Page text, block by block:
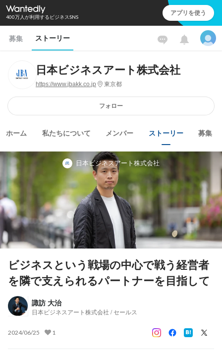
400万人が利用するビジネスSNS アプリを使う
募集 ストーリー
日本ビジネスアート株式会社
https://www.jbakk.co.jp 東京都
フォロー
ホーム 私たちについて メンバー ストーリー 募集
日本ビジネスアート株式会社
ビジネスという戦場の中心で戦う経営者
を隣で支えられるパートナーを目指して
諏訪 大治
日本ビジネスアート株式会社 / セールス
2024/06/25 1